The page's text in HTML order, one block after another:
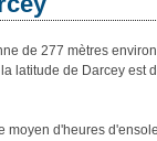
de 277 mètres
latitude de Darcey est
d'heures